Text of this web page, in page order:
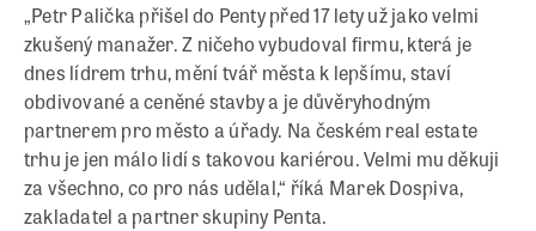
„Petr Palička přišel do Penty před 17 lety už jako velmi
zkušený manažer. Z ničeho vybudoval firmu, která je
dnes lídrem trhu, mění tvář města k lepšímu, staví
obdivované a ceněné stavby a je důvěryhodným
partnerem pro město a úřady. Na českém real estate
trhu je jen málo lidí s takovou kariérou. Velmi mu děkuji
za všechno, co pro nás udělal,“ říká Marek Dospiva,
zakladatel a partner skupiny Penta.